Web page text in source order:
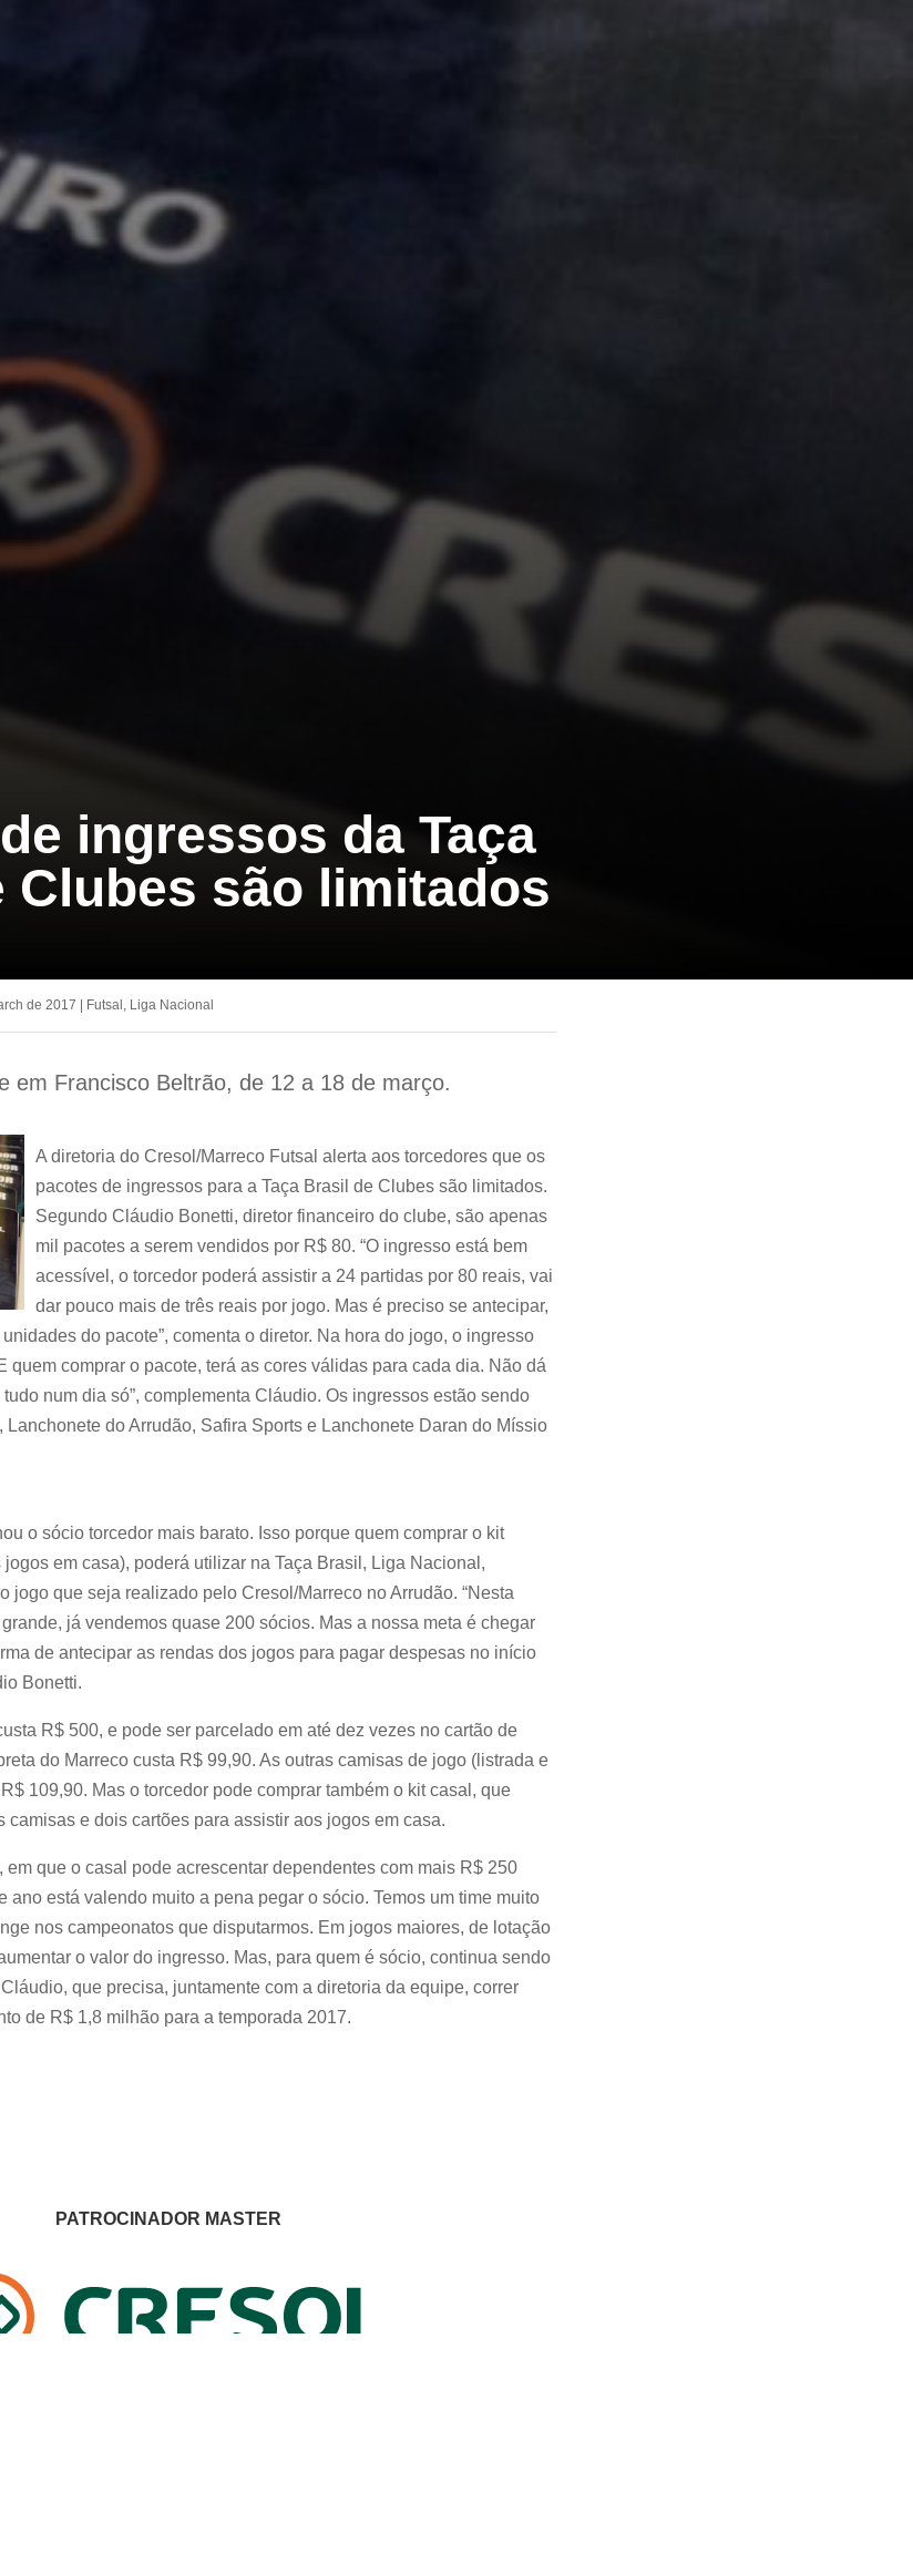
ingressos da Taça
Clubes são limitados
de 2017 Futsal , Liga Nacional
em Francisco Beltrão, de 12 a 18 de março.
A diretoria do Cresol/Marreco Futsal alerta aos torcedores que os
pacotes de ingressos para a Taça Brasil de Clubes são limitados.
Segundo Cláudio Bonetti, diretor financeiro do clube, são apenas
mil pacotes a serem vendidos por R$ 80. “O ingresso está bem
acessível, o torcedor poderá assistir a 24 partidas por 80 reais, vai
dar pouco mais de três reais por jogo. Mas é preciso se antecipar,
do pacote”, comenta o diretor. Na hora do jogo, o ingresso
quem comprar o pacote, terá as cores válidas para cada dia. Não dá
num dia só”, complementa Cláudio. Os ingressos estão sendo
do Arrudão, Safira Sports e Lanchonete Daran do Míssio
o sócio torcedor mais barato. Isso porque quem comprar o kit
em casa), poderá utilizar na Taça Brasil, Liga Nacional,
jogo que seja realizado pelo Cresol/Marreco no Arrudão. “Nesta
já vendemos quase 200 sócios. Mas a nossa meta é chegar
de antecipar as rendas dos jogos para pagar despesas no início
Bonetti.
R$ 500, e pode ser parcelado em até dez vezes no cartão de
do Marreco custa R$ 99,90. As outras camisas de jogo (listrada e
109,90. Mas o torcedor pode comprar também o kit casal, que
camisas e dois cartões para assistir aos jogos em casa.
em que o casal pode acrescentar dependentes com mais R$ 250
ano está valendo muito a pena pegar o sócio. Temos um time muito
nos campeonatos que disputarmos. Em jogos maiores, de lotação
o valor do ingresso. Mas, para quem é sócio, continua sendo
que precisa, juntamente com a diretoria da equipe, correr
de R$ 1,8 milhão para a temporada 2017.
PATROCINADOR MASTER